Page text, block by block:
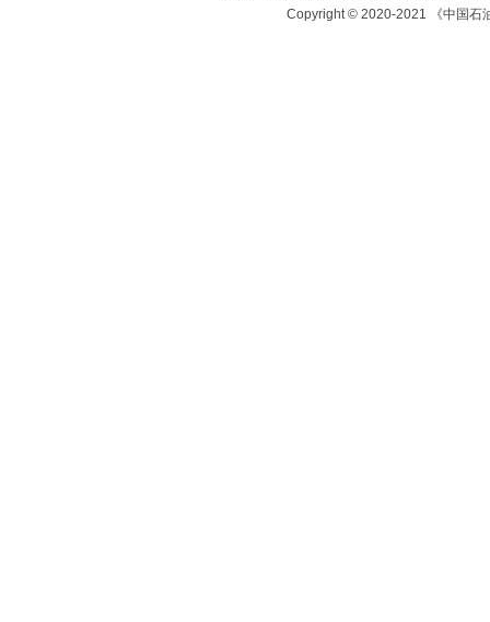
Copyright © 2020-2021 《中国石